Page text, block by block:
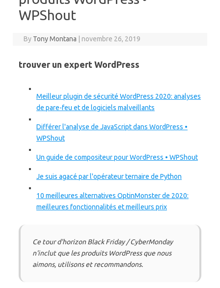
WPShout
By Tony Montana novembre 26, 2019
trouver un expert WordPress
Meilleur plugin de sécurité WordPress 2020: analyses
de pare-feu et de logiciels malveillants
Différer l'analyse de JavaScript dans WordPress •
WPShout
Un guide de compositeur pour WordPress • WPShout
Je suis agacé par l'opérateur ternaire de Python
10 meilleures alternatives OptinMonster de 2020:
meilleures fonctionnalités et meilleurs prix
Ce tour d'horizon Black Friday / CyberMonday
n'inclut que les produits WordPress que nous
aimons, utilisons et recommandons.